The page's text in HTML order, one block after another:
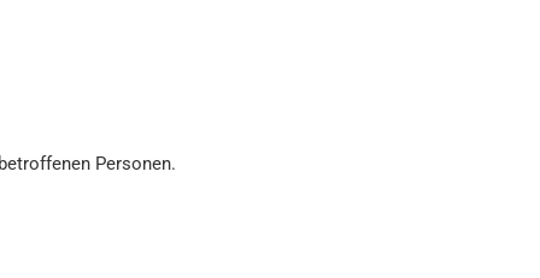
Personen.